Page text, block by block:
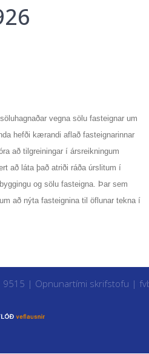
vegna sölu fasteignar um
hefði kærandi aflað fasteignarinnar
að tilgreiningar í ársreikningum
að láta það atriði ráða úrslitum í
og sölu fasteigna. Þar sem
að nýta fasteignina til öflunar tekna í
9515 | Opnunartími skrifstofu |